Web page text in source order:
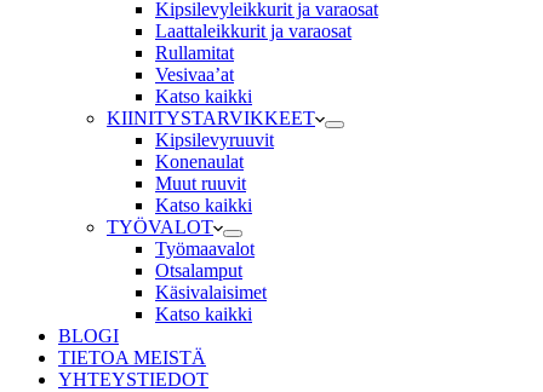
Kipsilevyleikkurit ja varaosat
Laattaleikkurit ja varaosat
Rullamitat
Vesivaa’at
Katso kaikki
KIINITYSTARVIKKEET
Kipsilevyruuvit
Konenaulat
Muut ruuvit
Katso kaikki
TYÖVALOT
Työmaavalot
Otsalamput
Käsivalaisimet
Katso kaikki
BLOGI
TIETOA MEISTÄ
YHTEYSTIEDOT